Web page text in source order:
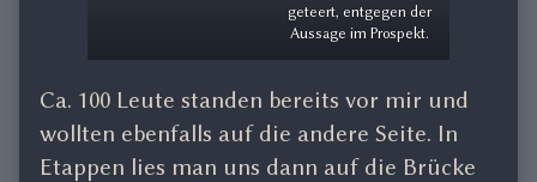
geteert, entgegen der
Aussage im Prospekt.
Ca. 100 Leute standen bereits vor mir und
wollten ebenfalls auf die andere Seite. In
Etappen lies man uns dann auf die Brücke